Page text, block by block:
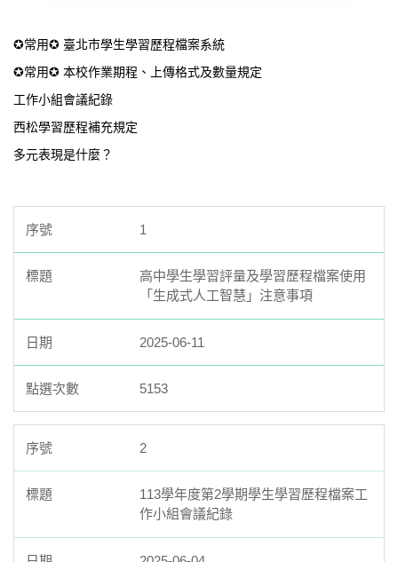
西松高中自主學習專區
🔗 進入專區
校內行政與規定
本校學習歷程檔案補充規定
🔗 查閱規定
本校學習歷程檔案工作小組會議紀錄
🔗 會議紀錄
✪常用✪ 臺北市學生學習歷程檔案系統
✪常用✪ 本校作業期程、上傳格式及數量規定
工作小組會議紀錄
西松學習歷程補充規定
多元表現是什麼？
1
高中學生學習評量及學習歷程檔案使用
「生成式人工智慧」注意事項
2025-06-11
5153
2
113學年度第2學期學生學習歷程檔案工
作小組會議紀錄